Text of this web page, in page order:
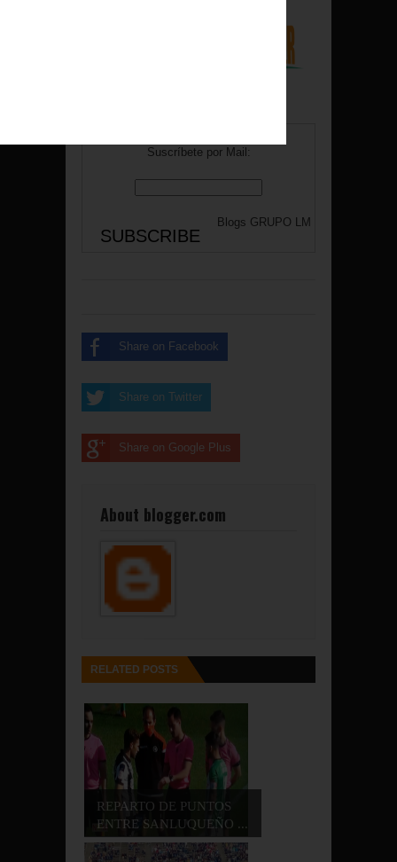
Suscríbete por Mail:
Blogs GRUPO LM
Share on Facebook
Share on Twitter
Share on Google Plus
About blogger.com
RELATED POSTS
REPARTO DE PUNTOS
ENTRE SANLUQUEÑO ...